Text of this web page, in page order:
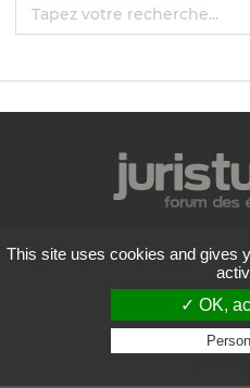
Politique de
Conditions
Liste
This site uses cookies and gives
✓ OK,